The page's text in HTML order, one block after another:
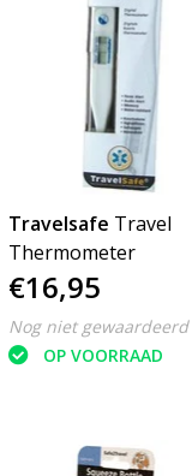
Travelsafe Travel
Thermometer
€16,95
Nog niet gewaardeerd
OP VOORRAAD